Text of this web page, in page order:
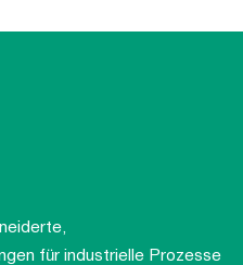
für industrielle Prozesse